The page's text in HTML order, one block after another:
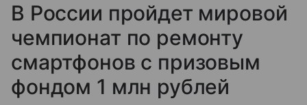
В России пройдет мировой
чемпионат по ремонту
смартфонов с призовым
фондом 1 млн рублей